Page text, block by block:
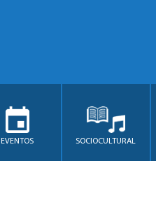
EVENTOS SOCIOCULTURAL